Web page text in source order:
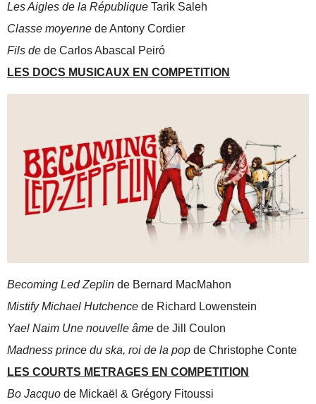
Les Aigles de la République Tarik Saleh
Classe moyennede Antony Cordier
Fils de de Carlos Abascal Peiró
LES DOCS MUSICAUX EN COMPETITION
Becoming Led Zeplin de Bernard MacMahon
Mistify Michael Hutchence de Richard Lowenstein
Yael Naim Une nouvelle âmede Jill Coulon
Madness prince du ska, roi de la pop de Christophe Conte
LES COURTS METRAGES EN COMPETITION
Bo Jacquo de Mickaël & Grégory Fitoussi